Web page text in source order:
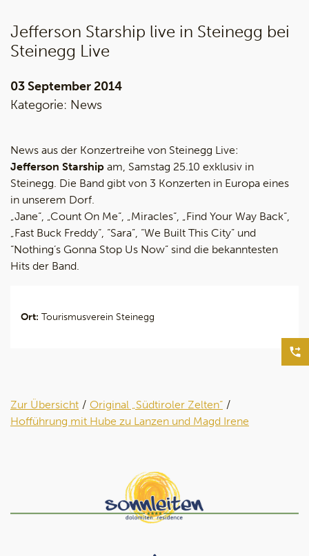
Jefferson Starship live in Steinegg bei
Steinegg Live
03 September 2014
Kategorie: News
News aus der Konzertreihe von Steinegg Live:
Jefferson Starship am, Samstag 25.10 exklusiv in
Steinegg. Die Band gibt von 3 Konzerten in Europa eines
in unserem Dorf.
„Jane“, „Count On Me“, „Miracles“, „Find Your Way Back“,
„Fast Buck Freddy“, “Sara”, “We Built This City” und
“Nothing’s Gonna Stop Us Now” sind die bekanntesten
Hits der Band.
Ort: Tourismusverein Steinegg
Zur Übersicht
Original „Südtiroler Zelten“
Hofführung mit Hube zu Lanzen und Magd Irene